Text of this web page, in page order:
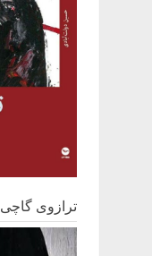
ترازوی گاچی